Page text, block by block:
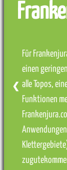
Für
einen
alle Topos,
Funktionen
❮